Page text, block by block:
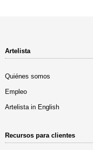
Artelista
Quiénes somos
Empleo
Artelista in English
Recursos para clientes